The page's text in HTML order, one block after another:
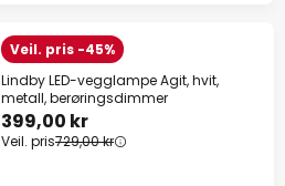
Veil. pris -45%
Lindby LED-vegglampe Agit, hvit,
metall, berøringsdimmer
399,00 kr
Veil. pris729,00 kr